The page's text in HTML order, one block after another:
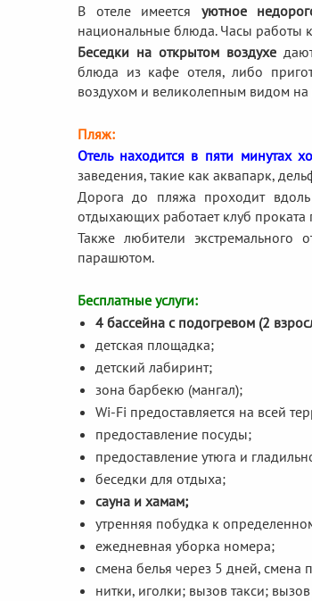
В отеле имеется уютное
национальные блюда. Часы работы
Беседки на открытом воздухе
блюда из кафе отеля, либо
воздухом и великолепным видом
Пляж:
Отель находится в пяти минутах
заведения, такие как аквапарк,
Дорога до пляжа проходит
отдыхающих работает клуб проката
Также любители экстремального
парашютом.
Бесплатные услуги:
4 бассейна c подогревом (2
детская площадка;
детский лабиринт;
зона барбекю (мангал);
Wi-Fi предоставляется на всей
предоставление посуды;
предоставление утюга и
беседки для отдыха;
сауна и хамам;
утренняя побудка к
ежедневная уборка номера;
смена белья через 5 дней, смена
нитки, иголки; вызов такси;